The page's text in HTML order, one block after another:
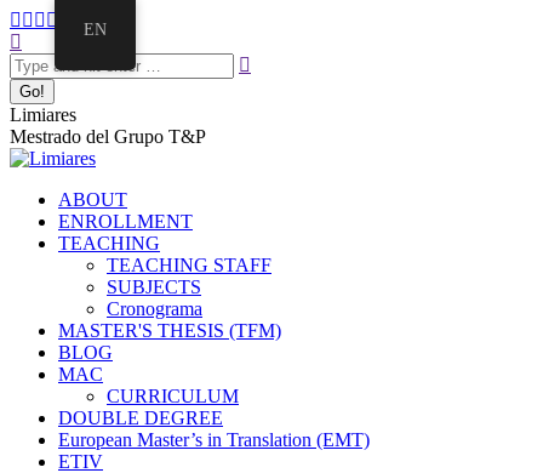
Limiares
Mestrado del Grupo T&P
ABOUT
ENROLLMENT
TEACHING
TEACHING STAFF
SUBJECTS
Cronograma
MASTER'S THESIS (TFM)
BLOG
MAC
CURRICULUM
DOUBLE DEGREE
European Master’s in Translation (EMT)
ETIV
EN